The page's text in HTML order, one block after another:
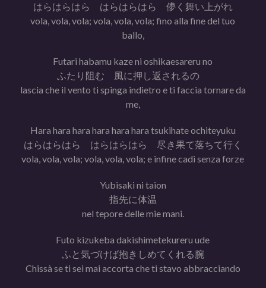
はらはらはら はらはらはら 儚く舞い上がれ
vola, vola, vola; vola, vola, vola; fino alla fine del tuo
ballo,
Futari habamu kaze ni oshikaesareru no
ふたり阻む 風に押し返されるの
lascia che il vento ti spinga indietro e ti faccia tornare da
me,
Hara hara hara hara hara hara tsukihate ochiteyuku
はらはらはら はらはらはら 尽き果て落ちて行く
vola, vola, vola; vola, vola, vola; e infine cadi senza forze
Yubisaki ni taion
指先に体温
nel tepore delle mie mani.
Futo kizukeba dakishimetekureru ude
ふと気づけば抱きしめてくれる腕
Chissà se ti sei mai accorta che ti stavo abbracciando